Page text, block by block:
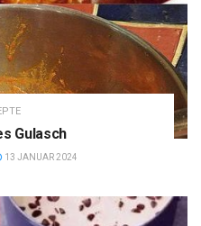
Gulasch
13 JANUAR 2024